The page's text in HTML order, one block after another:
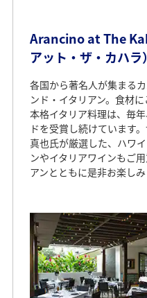
Arancino at The
アット・ザ・カハラ
各国から著名人が集まる
ンド・イタリアン。食材
本格イタリア料理は、毎
ドを受賞し続けています
真也氏が厳選した、ハワ
ンやイタリアワインもご
アンとともに是非お楽しみ